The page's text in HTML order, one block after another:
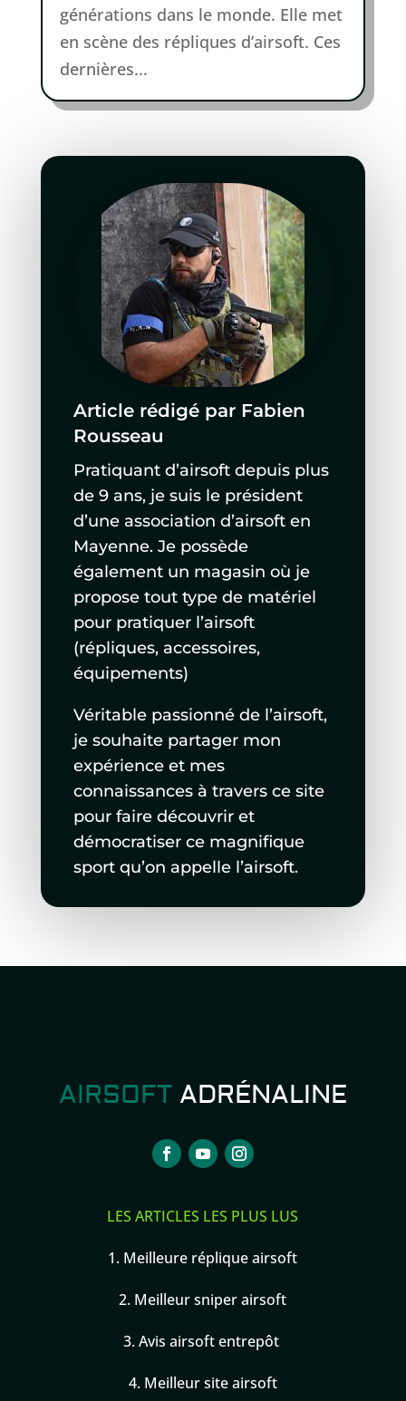
générations dans le monde. Elle met
en scène des répliques d’airsoft. Ces
dernières...
Article rédigé par Fabien
Rousseau
Pratiquant d’airsoft depuis plus
de 9 ans, je suis le président
d’une association d’airsoft en
Mayenne. Je possède
également un magasin où je
propose tout type de matériel
pour pratiquer l’airsoft
(répliques, accessoires,
équipements)
Véritable passionné de l’airsoft,
je souhaite partager mon
expérience et mes
connaissances à travers ce site
pour faire découvrir et
démocratiser ce magnifique
sport qu’on appelle l’airsoft.
AIRSOFT ADRÉNALINE
LES ARTICLES LES PLUS LUS
1. Meilleure réplique airsoft
2. Meilleur sniper airsoft
3.Avis airsoft entrepôt
4. Meilleur site airsoft